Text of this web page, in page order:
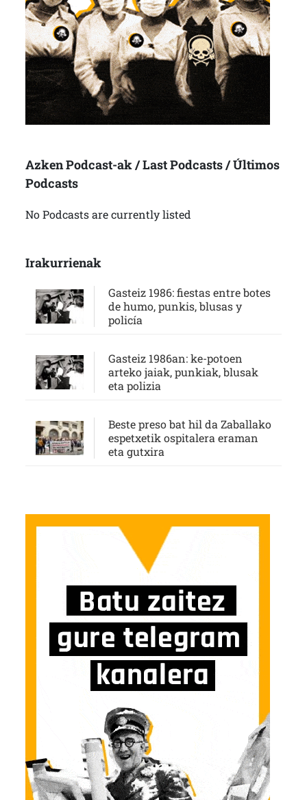
Azken Podcast-ak / Last Podcasts / Últimos
Podcasts
No Podcasts are currently listed
Irakurrienak
Gasteiz 1986: fiestas entre botes
de humo, punkis, blusas y
policía
Gasteiz 1986an: ke-potoen
arteko jaiak, punkiak, blusak
eta polizia
Beste preso bat hil da Zaballako
espetxetik ospitalera eraman
eta gutxira